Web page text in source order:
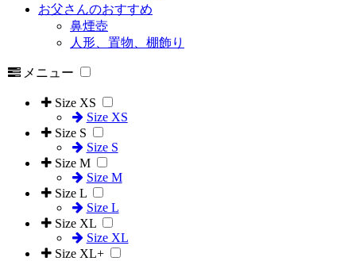
お父さんのおすすめ
鼻煙壺
人形、置物、棚飾り
メニュー
Size XS
Size XS
Size S
Size S
Size M
Size M
Size L
Size L
Size XL
Size XL
Size XL+